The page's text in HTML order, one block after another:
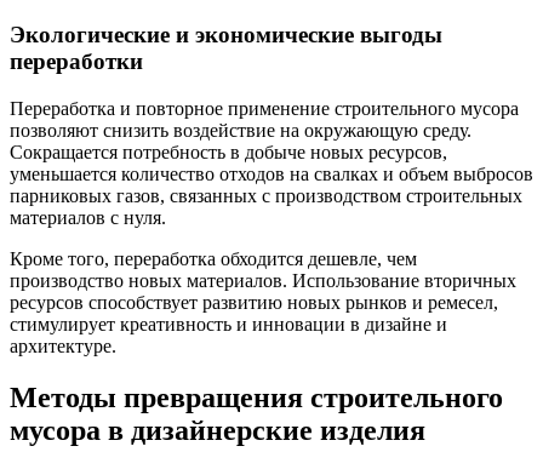
Экологические и экономические выгоды
переработки
Переработка и повторное применение строительного мусора
позволяют снизить воздействие на окружающую среду.
Сокращается потребность в добыче новых ресурсов,
уменьшается количество отходов на свалках и объем выбросов
парниковых газов, связанных с производством строительных
материалов с нуля.
Кроме того, переработка обходится дешевле, чем
производство новых материалов. Использование вторичных
ресурсов способствует развитию новых рынков и ремесел,
стимулирует креативность и инновации в дизайне и
архитектуре.
Методы превращения строительного
мусора в дизайнерские изделия